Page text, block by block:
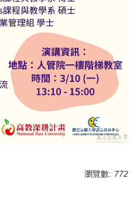
瀏覽數: 772